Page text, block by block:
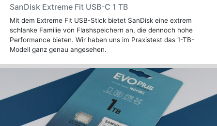
SanDisk Extreme Fit USB-C 1 TB
Mit dem Extreme Fit USB-Stick bietet SanDisk eine extrem
schlanke Familie von Flashspeichern an, die dennoch hohe
Performance bieten. Wir haben uns im Praxistest das 1-TB-
Modell ganz genau angesehen.